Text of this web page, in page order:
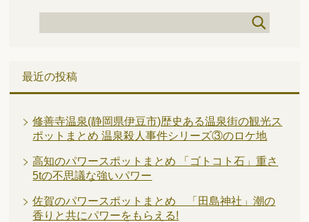
最近の投稿
修善寺温泉(静岡県伊豆市)歴史ある温泉街の観光ス
ポットまとめ 温泉殺人事件シリーズ③のロケ地
高知のパワースポットまとめ 「ゴトコト石」重さ
5tの不思議な強いパワー
佐賀のパワースポットまとめ 「田島神社」潮の
香りと共にパワーをもらえる!